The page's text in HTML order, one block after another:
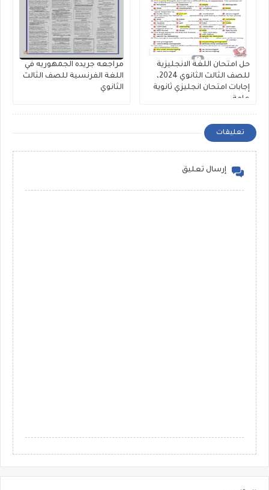
حل امتحان اللغة الانجليزية
للصف الثالث الثانوي 2024،
إجابات امتحان انجليزي ثانوية
عامة
مراجعه جريده الجمهوريه في
اللغة الفرنسية للصف الثالث
الثانوي
تعليقات
إرسال تعليق